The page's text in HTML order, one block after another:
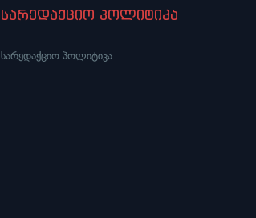
სარედაქციო პოლიტიკა
სარედაქციო პოლიტიკა